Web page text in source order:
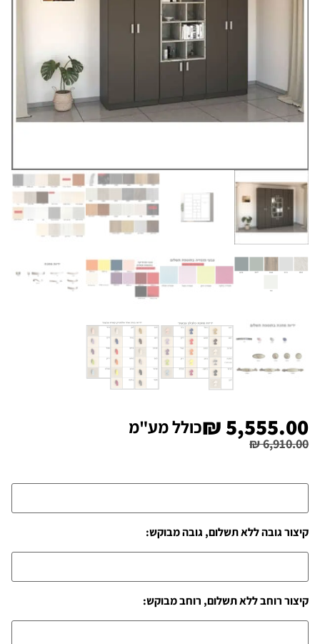
₪6,910.00
₪5,555.00 כולל מע"מ
קיצור גובה ללא תשלום, גובה מבוקש:
קיצור רוחב ללא תשלום, רוחב מבוקש: